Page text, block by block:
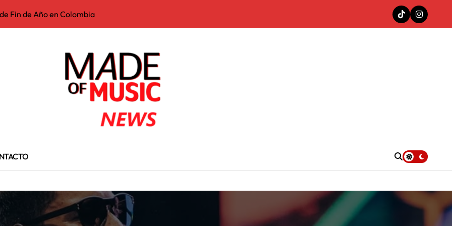
Fin de Año en Colombia
México»
destrona a Aria Vega y Ryan Castro que estuvieron 11 semanas en la cima del Top 100 Colombia Hits de Decibeles
en un importante caso de narcotráfico entre España y EE. UU.
la mejor canción de lo que va del 2026. Se llama “The Cure”
ejecutivo musical
de julio en U.S.A
de hace global: Maluma se une a Mr.Plata y El Americano 4KT con «Las Muñequitas Remix»